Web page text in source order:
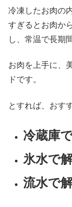
冷凍したお肉の
すぎるとお肉か
し、常温で長期
お肉を上手に、
ドです。
とすれば、おす
冷蔵庫
氷水で
流水で